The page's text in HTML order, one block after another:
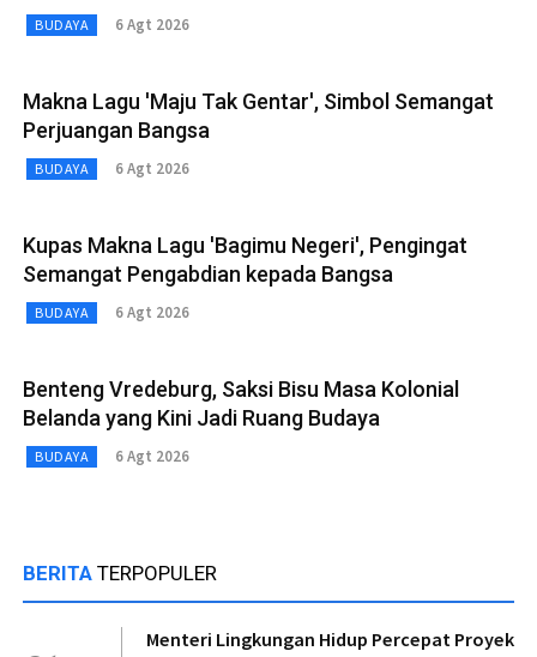
BUDAYA 6 Agt 2026
Makna Lagu 'Maju Tak Gentar', Simbol Semangat
Perjuangan Bangsa
BUDAYA 6 Agt 2026
Kupas Makna Lagu 'Bagimu Negeri', Pengingat
Semangat Pengabdian kepada Bangsa
BUDAYA 6 Agt 2026
Benteng Vredeburg, Saksi Bisu Masa Kolonial
Belanda yang Kini Jadi Ruang Budaya
BUDAYA 6 Agt 2026
BERITA TERPOPULER
Menteri Lingkungan Hidup Percepat Proyek